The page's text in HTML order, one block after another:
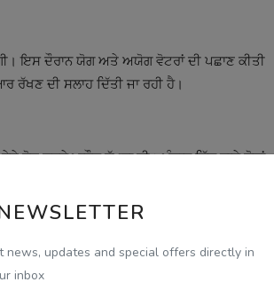
updates and special offers directly in
inbox
ਇਸ ਦੌਰਾਨ ਯੋਗ ਅਤੇ ਅਯੋਗ ਵੋਟਰਾਂ ਦੀ ਪਛਾਣ ਕੀਤੀ
ਦੀ ਸਲਾਹ ਦਿੱਤੀ ਜਾ ਰਹੀ ਹੈ।
ਹੋਣ ਕਰਕੇ ਮਾਹੌਲ ਵੱਖਰਾ ਸੀ। ਪੰਜਾਬ ਵਿੱਚ ਹਾਲੇ ਚੋਣਾਂ
ਰਹੇਗੀ।
ਸਥਾਨਕ ਗਰੁੱਪਾਂ ਦਾ ਮੰਨਣਾ ਹੈ ਕਿ ਇਹਨਾਂ ਦੇ ਨਾਮ ਦੋ
ਚੋਣਾਂ ਵਿੱਚ ਅਹਿਮ ਭੂਮਿਕਾ ਨਿਭਾ ਸਕਦਾ ਹੈ।